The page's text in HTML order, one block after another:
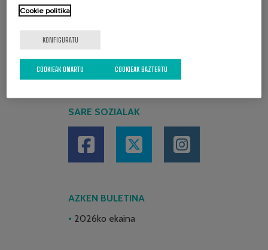
SARE SOZIALAK
AZKEN BULETINA
2026ko ekaina
Cookie politika
KONFIGURATU
COOKIEAK BAZTERTU
COOKIEAK ONARTU